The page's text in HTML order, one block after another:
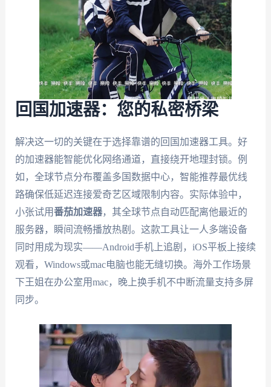
回国加速器：您的私密桥梁
解决这一切的关键在于选择靠谱的回国加速器工具。好
的加速器能智能优化网络通道，直接绕开地理封锁。例
如，全球节点分布覆盖多国数据中心，智能推荐最优线
路确保低延迟连接爱奇艺区域限制内容。实际体验中，
小张试用番茄加速器，其全球节点自动匹配离他最近的
服务器，瞬间流畅播放热剧。这款工具让一人多端设备
同时用成为现实——Android手机上追剧，iOS平板上接续
观看，Windows或mac电脑也能无缝切换。海外工作场景
下王姐在办公室用mac，晚上换手机不中断流量支持多屏
同步。